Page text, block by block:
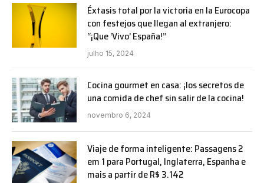
Éxtasis total por la victoria en la Eurocopa
con festejos que llegan al extranjero:
“¡Que ‘Vivo’ España!”
julho 15, 2024
Cocina gourmet en casa: ¡los secretos de
una comida de chef sin salir de la cocina!
novembro 6, 2024
Viaje de forma inteligente: Passagens 2
em 1 para Portugal, Inglaterra, Espanha e
mais a partir de R$ 3.142